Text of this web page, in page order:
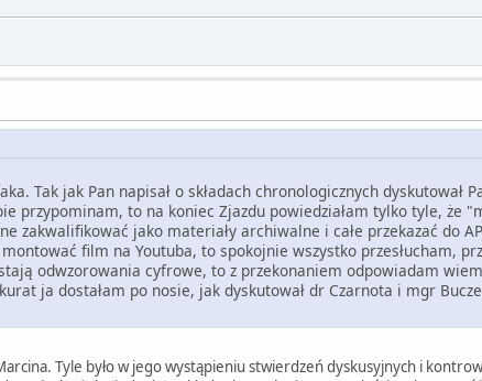
Tak jak Pan napisał o składach chronologicznych dyskutował
przypominam, to na koniec Zjazdu powiedziałam tylko tyle, że
zakwalifikować jako materiały archiwalne i całe przekazać do
film na Youtuba, to spokojnie wszystko przesłucham,
odwzorowania cyfrowe, to z przekonaniem odpowiadam
ja dostałam po nosie, jak dyskutował dr Czarnota i mgr
Tyle było w jego wystąpieniu stwierdzeń dyskusyjnych i